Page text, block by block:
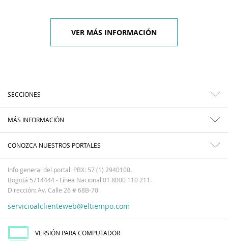
VER MÁS INFORMACIÓN
SECCIONES
MÁS INFORMACIÓN
CONOZCA NUESTROS PORTALES
Info general del portal: PBX: 57 (1) 2940100.
Bogotá 5714444 - Línea Nacional 01 8000 110 211.
Dirección: Av. Calle 26 # 68B-70.
servicioalclienteweb@eltiempo.com
VERSIÓN PARA COMPUTADOR